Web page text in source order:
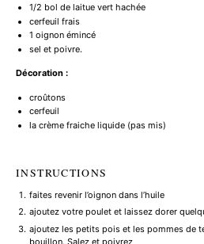
1/2 bol de laitue vert hachée
cerfeuil frais
1 oignon émincé
sel et poivre.
Décoration :
croûtons
cerfeuil
la crème fraiche liquide (pas mis)
INSTRUCTIONS
faites revenir l’oignon dans l’huile
ajoutez votre poulet et laissez dorer
ajoutez les petits pois et les pommes de
bouillon. Salez et poivrez